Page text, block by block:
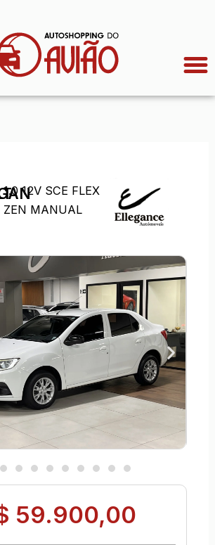
1.0 12V SCE FLEX
ZEN MANUAL
59.900,00